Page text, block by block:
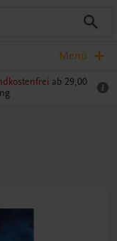
Menü
ab 29,00